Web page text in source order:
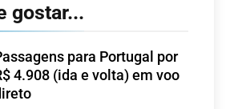
gostar...
para Portugal por
4.908 (ida e volta) em voo